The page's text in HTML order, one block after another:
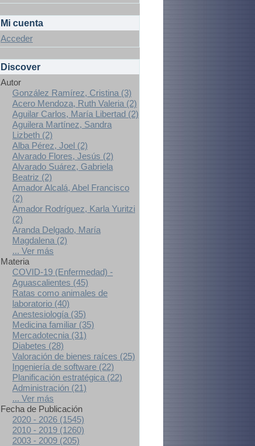
Mi cuenta
Acceder
Discover
Autor
González Ramírez, Cristina (3)
Acero Mendoza, Ruth Valeria (2)
Aguilar Carlos, María Libertad (2)
Aguilera Martínez, Sandra
Lizbeth (2)
Alba Pérez, Joel (2)
Alvarado Flores, Jesús (2)
Alvarado Suárez, Gabriela
Beatriz (2)
Amador Alcalá, Abel Francisco
(2)
Amador Rodríguez, Karla Yuritzi
(2)
Aranda Delgado, María
Magdalena (2)
... Ver más
Materia
COVID-19 (Enfermedad) -
Aguascalientes (45)
Ratas como animales de
laboratorio (40)
Anestesiología (35)
Medicina familiar (35)
Mercadotecnia (31)
Diabetes (28)
Valoración de bienes raíces (25)
Ingeniería de software (22)
Planificación estratégica (22)
Administración (21)
... Ver más
Fecha de Publicación
2020 - 2026 (1545)
2010 - 2019 (1260)
2003 - 2009 (205)